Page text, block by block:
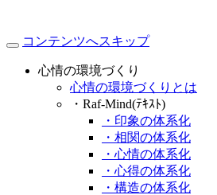
コンテンツへスキップ
心情の環境づくり
心情の環境づくりとは
・Raf-Mind(ﾃｷｽﾄ)
・印象の体系化
・相関の体系化
・心情の体系化
・心得の体系化
・構造の体系化